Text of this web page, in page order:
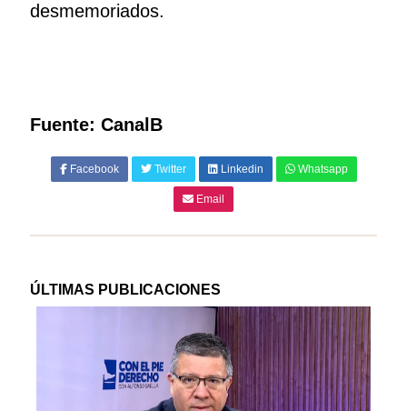
desmemoriados.
Fuente: CanalB
Facebook Twitter Linkedin Whatsapp
Email
ÚLTIMAS PUBLICACIONES